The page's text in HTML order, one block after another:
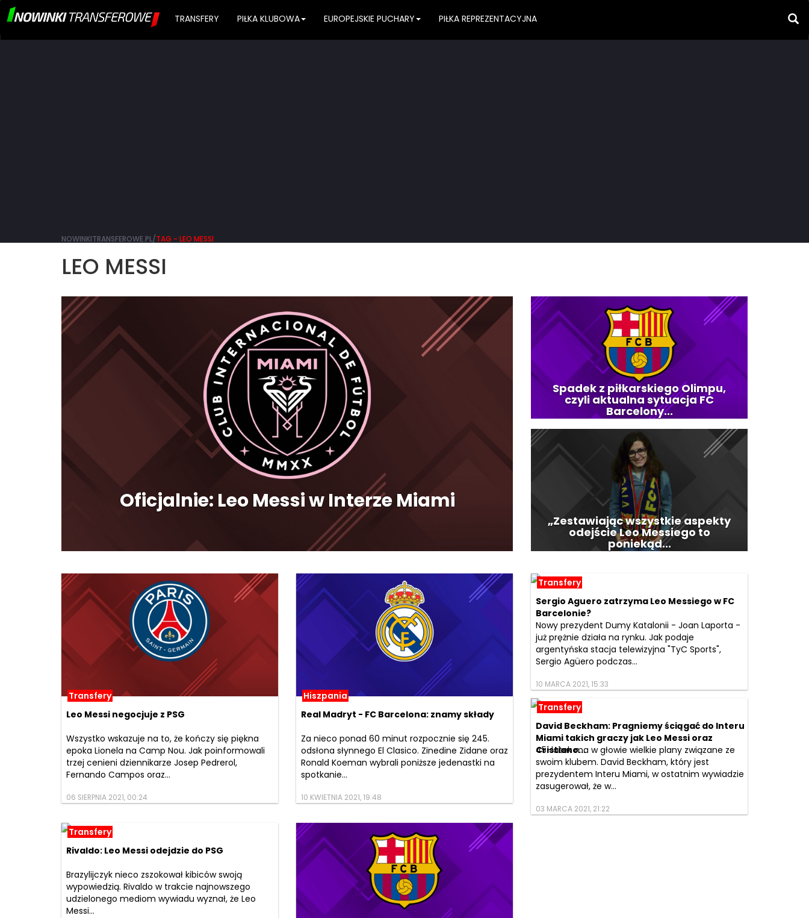
TRANSFERY PIŁKA KLUBOWA EUROPEJSKIE PUCHARY PIŁKA REPREZENTACYJNA
NOWINKITRANSFEROWE.PL/TAG - LEO MESSI
LEO MESSI
Oficjalnie: Leo Messi w Interze Miami
Spadek z piłkarskiego Olimpu,
czyli aktualna sytuacja FC
Barcelony...
„Zestawiając wszystkie aspekty
odejście Leo Messiego to
poniekąd...
Transfery
Leo Messi negocjuje z PSG
Wszystko wskazuje na to, że kończy się piękna
epoka Lionela na Camp Nou. Jak poinformowali
trzej cenieni dziennikarze Josep Pedrerol,
Fernando Campos oraz...
06 SIERPNIA 2021, 00:24
Hiszpania
Real Madryt - FC Barcelona: znamy składy
Za nieco ponad 60 minut rozpocznie się 245.
odsłona słynnego El Clasico. Zinedine Zidane oraz
Ronald Koeman wybrali poniższe jedenastki na
spotkanie...
10 KWIETNIA 2021, 19:48
Transfery
Sergio Aguero zatrzyma Leo Messiego w FC
Barcelonie?
Nowy prezydent Dumy Katalonii - Joan Laporta -
już prężnie działa na rynku. Jak podaje
argentyńska stacja telewizyjna "TyC Sports",
Sergio Agüero podczas...
10 MARCA 2021, 15:33
Transfery
David Beckham: Pragniemy ściągać do Interu
Miami takich graczy jak Leo Messi oraz
Cristiano...
45-latek ma w głowie wielkie plany związane ze
swoim klubem. David Beckham, który jest
prezydentem Interu Miami, w ostatnim wywiadzie
zasugerował, że w...
03 MARCA 2021, 21:22
Transfery
Rivaldo: Leo Messi odejdzie do PSG
Brazylijczyk nieco zszokował kibiców swoją
wypowiedzią. Rivaldo w trakcie najnowszego
udzielonego mediom wywiadu wyznał, że Leo
Messi...